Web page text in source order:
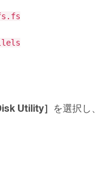
Utility］ を選択し